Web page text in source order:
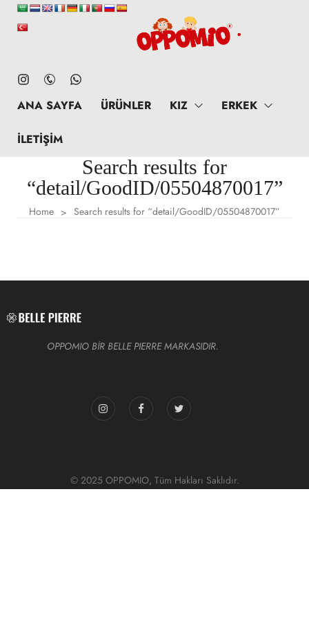
ANA SAYFA ÜRÜNLER KIZ ERKEK
İLETIŞIM
Search results for
“detail/GoodID/05504870017”
Home > Search results for “detail/GoodID/05504870017”
OPPOMIO BİR BELLE PIERRE MARKASIDIR.
© 2025 OPPOMIO, Tüm Hakları Saklıdır.